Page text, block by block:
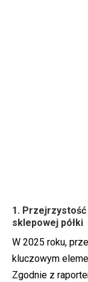
1. Przejrzystość
sklepowej półki
W 2025 roku,
kluczowym
Zgodnie z